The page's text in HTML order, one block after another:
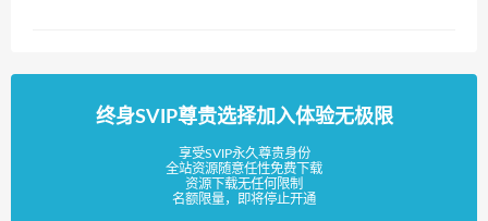
终身SVIP尊贵选择加入体验无极限
享受SVIP永久尊贵身份
全站资源随意任性免费下载
资源下载无任何限制
名额限量，即将停止开通